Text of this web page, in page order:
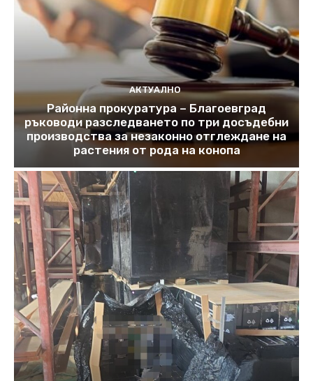
АКТУАЛНО
Районна прокуратура – Благоевград
ръководи разследването по три досъдебни
производства за незаконно отглеждане на
растения от рода на конопа